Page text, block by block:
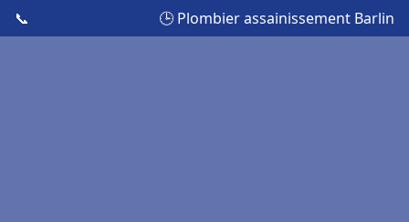
📞 🕒 Plombier assainissement Barlin